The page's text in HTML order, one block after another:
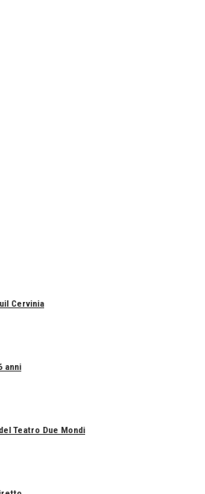
Cervinia
anni
Teatro Due Mondi